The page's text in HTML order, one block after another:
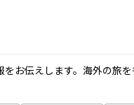
お伝えします。海外の旅